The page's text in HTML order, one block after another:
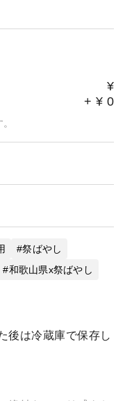
¥
+ ¥ 0
祭ばやし
和歌山県x祭ばやし
後は冷蔵庫で保存し